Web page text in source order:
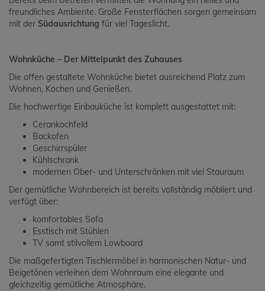
freundliches Ambiente. Große Fensterflächen sorgen gemeinsam
mit der Südausrichtung für viel Tageslicht.
Wohnküche – Der Mittelpunkt des Zuhauses
Die offen gestaltete Wohnküche bietet ausreichend Platz zum
Wohnen, Kochen und Genießen.
Die hochwertige Einbauküche ist komplett ausgestattet mit:
Cerankochfeld
Backofen
Geschirrspüler
Kühlschrank
modernen Ober- und Unterschränken mit viel Stauraum
Der gemütliche Wohnbereich ist bereits vollständig möbliert und
verfügt über:
komfortables Sofa
Esstisch mit Stühlen
TV samt stilvollem Lowboard
Die maßgefertigten Tischlermöbel in harmonischen Natur- und
Beigetönen verleihen dem Wohnraum eine elegante und
gleichzeitig gemütliche Atmosphäre.